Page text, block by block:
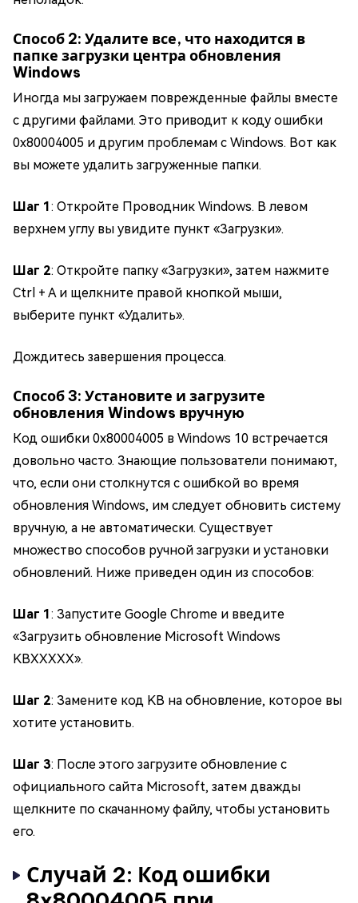
Способ 2: Удалите все, что находится в
папке загрузки центра обновления
Windows
Иногда мы загружаем поврежденные файлы вместе
с другими файлами. Это приводит к коду ошибки
0x80004005 и другим проблемам с Windows. Вот как
вы можете удалить загруженные папки.
Шаг 1 : Откройте Проводник Windows. В левом
верхнем углу вы увидите пункт «Загрузки».
Шаг 2: Откройте папку «Загрузки», затем нажмите
Ctrl + A и щелкните правой кнопкой мыши,
выберите пункт «Удалить».
Дождитесь завершения процесса.
Способ 3: Установите и загрузите
обновления Windows вручную
Код ошибки 0x80004005 в Windows 10 встречается
довольно часто. Знающие пользователи понимают,
что, если они столкнутся с ошибкой во время
обновления Windows, им следует обновить систему
вручную, а не автоматически. Существует
множество способов ручной загрузки и установки
обновлений. Ниже приведен один из способов:
Шаг 1 : Запустите Google Chrome и введите
«Загрузить обновление Microsoft Windows
KBXXXXX».
Шаг 2: Замените код KB на обновление, которое вы
хотите установить.
Шаг 3: После этого загрузите обновление с
официального сайта Microsoft, затем дважды
щелкните по скачанному файлу, чтобы установить
его.
Случай 2: Код ошибки